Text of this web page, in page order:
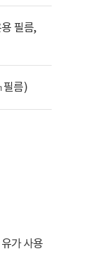
필름,
필름)
가 사용